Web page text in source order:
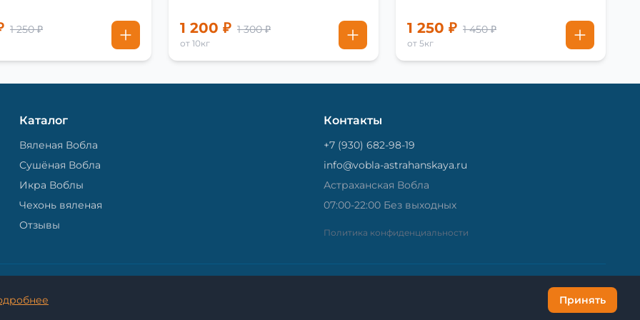
1 250 ₽ 1 200 ₽ 1 300 ₽
от 10кг
1 250 ₽ 1 450 ₽
от 5кг
Каталог
Вяленая Вобла
Сушёная Вобла
Икра Воблы
Чехонь вяленая
Отзывы
Контакты
+7 (930) 682-98-19
info@vobla-astrahanskaya.ru
Астраханская Вобла
07:00-22:00 Без выходных
Политика конфиденциальности
Принять